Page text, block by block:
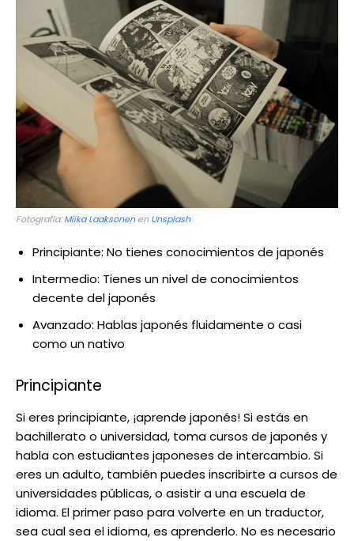
Fotografía:Miika Laaksonenen Unsplash
Principiante: No tienes conocimientos de japonés
Intermedio: Tienes un nivel de conocimientos
decente del japonés
Avanzado: Hablas japonés fluidamente o casi
como un nativo
Principiante
Si eres principiante, ¡aprende japonés! Si estás en
bachillerato o universidad, toma cursos de japonés y
habla con estudiantes japoneses de intercambio. Si
eres un adulto, también puedes inscribirte a cursos de
universidades públicas, o asistir a una escuela de
idioma. El primer paso para volverte en un traductor,
sea cual sea el idioma, es aprenderlo. No es necesario